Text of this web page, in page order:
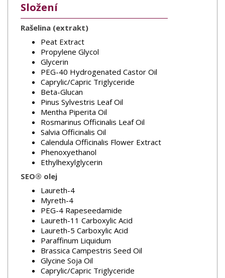
Složení
Rašelina (extrakt)
Peat Extract
Propylene Glycol
Glycerin
PEG-40 Hydrogenated Castor Oil
Caprylic/Capric Triglyceride
Beta-Glucan
Pinus Sylvestris Leaf Oil
Mentha Piperita Oil
Rosmarinus Officinalis Leaf Oil
Salvia Officinalis Oil
Calendula Officinalis Flower Extract
Phenoxyethanol
Ethylhexylglycerin
SEO® olej
Laureth-4
Myreth-4
PEG-4 Rapeseedamide
Laureth-11 Carboxylic Acid
Laureth-5 Carboxylic Acid
Paraffinum Liquidum
Brassica Campestris Seed Oil
Glycine Soja Oil
Caprylic/Capric Triglyceride